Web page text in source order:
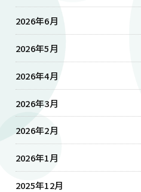
2026年6月
2026年5月
2026年4月
2026年3月
2026年2月
2026年1月
2025年12月